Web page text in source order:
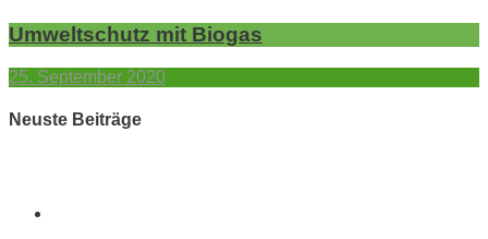
Umweltschutz mit Biogas
25. September 2020
Neuste Beiträge